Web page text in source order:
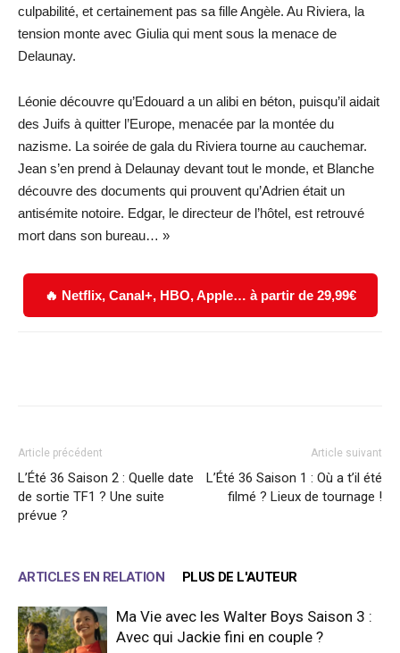
culpabilité, et certainement pas sa fille Angèle. Au Riviera, la
tension monte avec Giulia qui ment sous la menace de
Delaunay.
Léonie découvre qu’Edouard a un alibi en béton, puisqu’il aidait
des Juifs à quitter l’Europe, menacée par la montée du
nazisme. La soirée de gala du Riviera tourne au cauchemar.
Jean s’en prend à Delaunay devant tout le monde, et Blanche
découvre des documents qui prouvent qu’Adrien était un
antisémite notoire. Edgar, le directeur de l’hôtel, est retrouvé
mort dans son bureau… »
🔥 Netflix, Canal+, HBO, Apple… à partir de 29,99€
Article précédent
L’Été 36 Saison 2 : Quelle date
de sortie TF1 ? Une suite
prévue ?
Article suivant
L’Été 36 Saison 1 : Où a t’il été
filmé ? Lieux de tournage !
ARTICLES EN RELATION PLUS DE L'AUTEUR
Ma Vie avec les Walter Boys Saison 3 :
Avec qui Jackie fini en couple ?